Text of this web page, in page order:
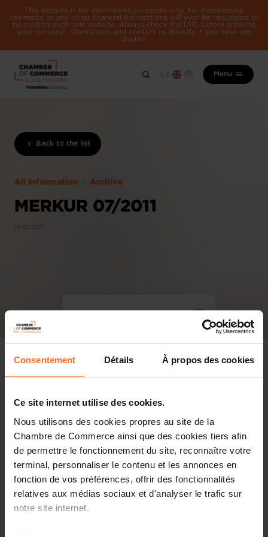
Consentement Détails À propos des cookies
Ce site internet utilise des cookies.
Nous utilisons des cookies propres au site de la
Chambre de Commerce ainsi que des cookies tiers afin
de permettre le fonctionnement du site, reconnaître votre
terminal, personnaliser le contenu et les annonces en
fonction de vos préférences, offrir des fonctionnalités
relatives aux médias sociaux et d'analyser le trafic sur
notre site internet.
This website is for information purposes only. No membership
payments or any other financial transactions will ever be requested to
be paid through this website. Always check the URL before entering
your personal information, and contact us directly if you have any
doubts.
Menu
Back to the list
All information Archive
MERKUR 07/2011